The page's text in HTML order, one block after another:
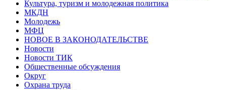
Культура, туризм и молодежная политика
МКДН
Молодежь
МФЦ
НОВОЕ В ЗАКОНОДАТЕЛЬСТВЕ
Новости
Новости ТИК
Общественные обсуждения
Округ
Охрана труда